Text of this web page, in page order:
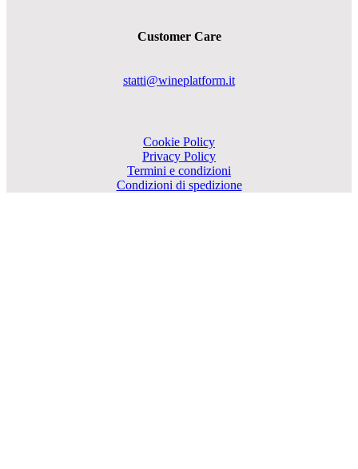
Customer Care
statti@wineplatform.it
Cookie Policy
Privacy Policy
Termini e condizioni
Condizioni di spedizione